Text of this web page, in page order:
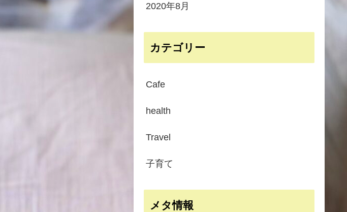
2020年8月
カテゴリー
Cafe
health
Travel
子育て
メタ情報